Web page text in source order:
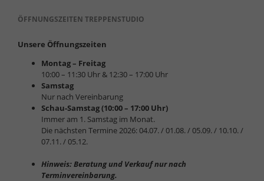
ÖFFNUNGSZEITEN TREPPENSTUDIO
Unsere Öffnungszeiten
Montag – Freitag
10:00 – 11:30 Uhr & 12:30 – 17:00 Uhr
Samstag
Nur nach Vereinbarung
Schau-Samstag (10:00 – 17:00 Uhr)
Immer am 1. Samstag im Monat.
Die nächsten Termine 2026: 04.07. / 01.08. / 05.09. / 10.10. /
07.11. / 05.12.
Hinweis: Beratung und Verkauf nur nach
Terminvereinbarung.